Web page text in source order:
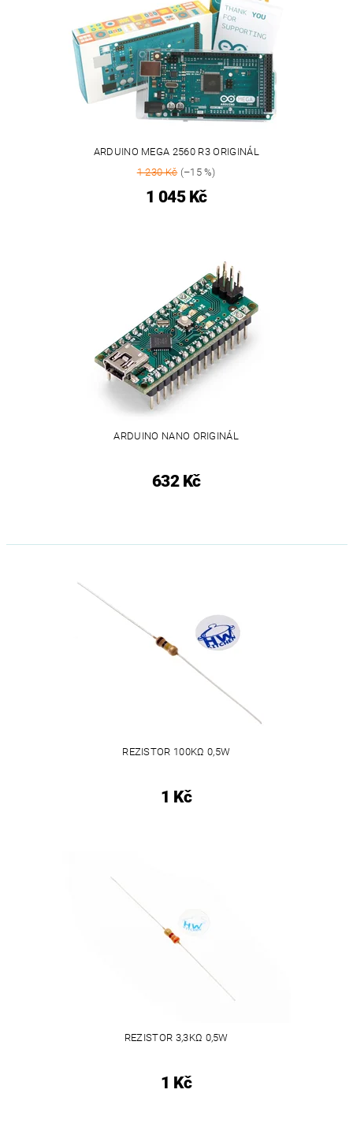
ARDUINO MEGA 2560 R3 ORIGINÁL
1 230 Kč(–15 %)
1 045 Kč
ARDUINO NANO ORIGINÁL
632 Kč
REZISTOR 100KΩ 0,5W
1 Kč
REZISTOR 3,3KΩ 0,5W
1 Kč